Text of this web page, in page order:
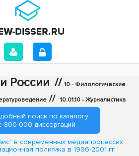
России // 10 - Филологические
// 10.01.10 - Журналистика
поиск по каталогу
800 000 диссертаций
в современных медиапроцессах
политика в 1996-2001 гг.